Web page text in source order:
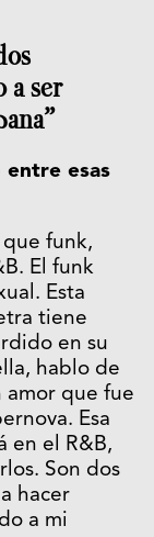
a ser
esas
funk,
El funk
Esta
tiene
en su
hablo de
amor que fue
Esa
en el R&B,
Son dos
hacer
a mi